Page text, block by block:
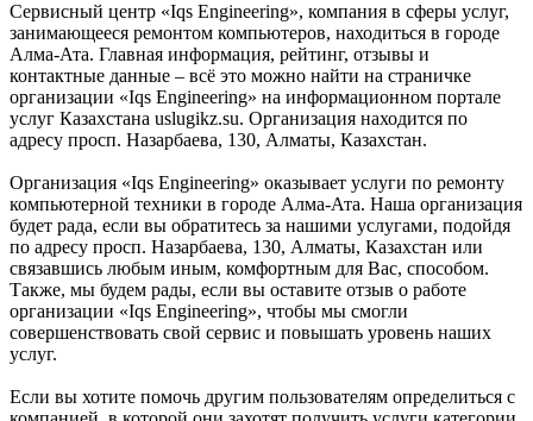
Сервисный центр «Iqs Engineering», компания в сферы услуг,
занимающееся ремонтом компьютеров, находиться в городе
Алма-Ата. Главная информация, рейтинг, отзывы и
контактные данные – всё это можно найти на страничке
организации «Iqs Engineering» на информационном портале
услуг Казахстана uslugikz.su. Организация находится по
адресу просп. Назарбаева, 130, Алматы, Казахстан.
Организация «Iqs Engineering» оказывает услуги по ремонту
компьютерной техники в городе Алма-Ата. Наша организация
будет рада, если вы обратитесь за нашими услугами, подойдя
по адресу просп. Назарбаева, 130, Алматы, Казахстан или
связавшись любым иным, комфортным для Вас, способом.
Также, мы будем рады, если вы оставите отзыв о работе
организации «Iqs Engineering», чтобы мы смогли
совершенствовать свой сервис и повышать уровень наших
услуг.
Если вы хотите помочь другим пользователям определиться с